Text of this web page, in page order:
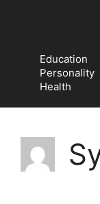
Education
Personality
Health